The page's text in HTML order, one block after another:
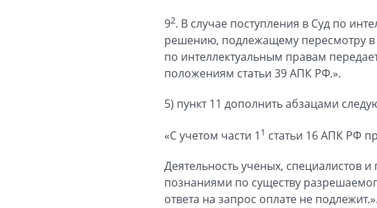
92. В случае поступления в Суд по
решению, подлежащему пересмотру
по интеллектуальным правам
положениям статьи 39 АПК РФ.».
5) пункт 11 дополнить абзацами
«С учетом части 1 1 статьи 16 АПК РФ
Деятельность ученых, специалистов
познаниями по существу
ответа на запрос оплате не подлежит.».